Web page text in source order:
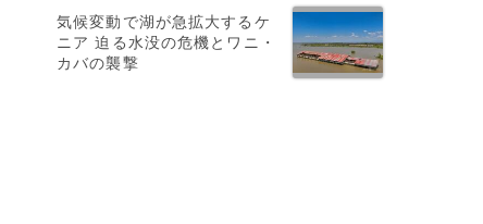
気候変動で湖が急拡大するケ
ニア 迫る水没の危機とワニ・
カバの襲撃